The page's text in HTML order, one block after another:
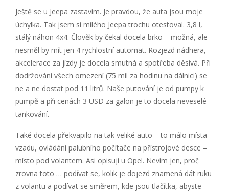
Ještě se u Jeepa zastavím. Je pravdou, že auta jsou moje
úchylka. Tak jsem si milého Jeepa trochu otestoval. 3,8 l,
stálý náhon 4x4. Člověk by čekal docela brko – možná, ale
nesměl by mít jen 4 rychlostní automat. Rozjezd nádhera,
akcelerace za jízdy je docela smutná a spotřeba děsivá. Při
dodržování všech omezení (75 mil za hodinu na dálnici) se
ne a ne dostat pod 11 litrů. Naše putování je od pumpy k
pumpě a při cenách 3 USD za galon je to docela neveselé
tankování.
Také docela překvapilo na tak veliké auto – to málo místa
vzadu, ovládání palubního počítače na přístrojové desce –
místo pod volantem. Asi opisují u Opel. Nevím jen, proč
zrovna toto … podívat se, kolik je dojezd znamená dát ruku
z volantu a podívat se směrem, kde jsou tlačítka, abyste